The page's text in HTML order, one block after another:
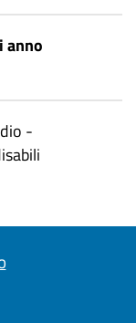
anno
-